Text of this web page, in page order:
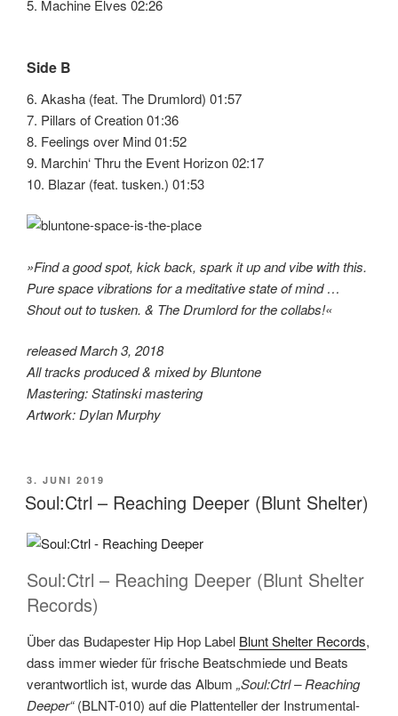
5. Machine Elves 02:26
Side B
6. Akasha (feat. The Drumlord) 01:57
7. Pillars of Creation 01:36
8. Feelings over Mind 01:52
9. Marchin‘ Thru the Event Horizon 02:17
10. Blazar (feat. tusken.) 01:53
»Find a good spot, kick back, spark it up and vibe with this.
Pure space vibrations for a meditative state of mind …
Shout out to tusken. & The Drumlord for the collabs!«
released March 3, 2018
All tracks produced & mixed by Bluntone
Mastering: Statinski mastering
Artwork: Dylan Murphy
VERÖFFENTLICHT
AM
3. JUNI 2019
Soul:Ctrl – Reaching Deeper (Blunt Shelter)
Soul:Ctrl – Reaching Deeper (Blunt Shelter
Records)
Über das Budapester Hip Hop Label Blunt Shelter Records,
dass immer wieder für frische Beatschmiede und Beats
verantwortlich ist, wurde das Album „Soul:Ctrl – Reaching
Deeper“(BLNT-010) auf die Plattenteller der Instrumental-